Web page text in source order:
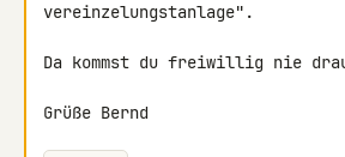
vereinzelungstanlage".
Da kommst du freiwillig nie
Grüße Bernd